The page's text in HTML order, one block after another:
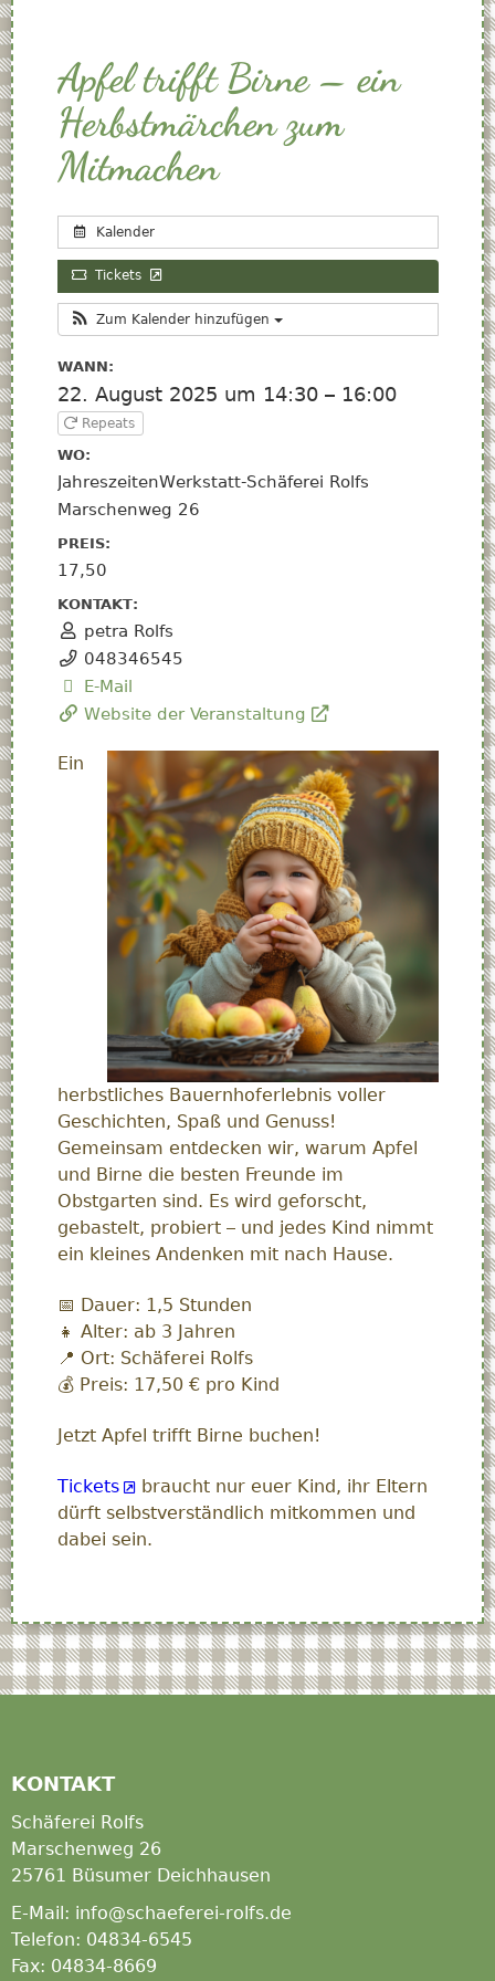
Apfel trifft Birne – ein
Herbstmärchen zum
Mitmachen
Kalender
Tickets
Zum Kalender hinzufügen
WANN:
22. August 2025 um 14:30 – 16:00
Repeats
WO:
JahreszeitenWerkstatt-Schäferei Rolfs
Marschenweg 26
PREIS:
17,50
KONTAKT:
petra Rolfs
048346545
E-Mail
Website der Veranstaltung
Ein
herbstliches Bauernhoferlebnis voller
Geschichten, Spaß und Genuss!
Gemeinsam entdecken wir, warum Apfel
und Birne die besten Freunde im
Obstgarten sind. Es wird geforscht,
gebastelt, probiert – und jedes Kind nimmt
ein kleines Andenken mit nach Hause.
📅 Dauer: 1,5 Stunden
👧 Alter: ab 3 Jahren
📍 Ort: Schäferei Rolfs
💰 Preis: 17,50 € pro Kind
Jetzt Apfel trifft Birne buchen!
Tickets
braucht nur euer Kind, ihr Eltern
dürft selbstverständlich mitkommen und
dabei sein.
KONTAKT
Schäferei Rolfs
Marschenweg 26
25761 Büsumer Deichhausen
E-Mail: info@schaeferei-rolfs.de
Telefon: 04834-6545
Fax: 04834-8669